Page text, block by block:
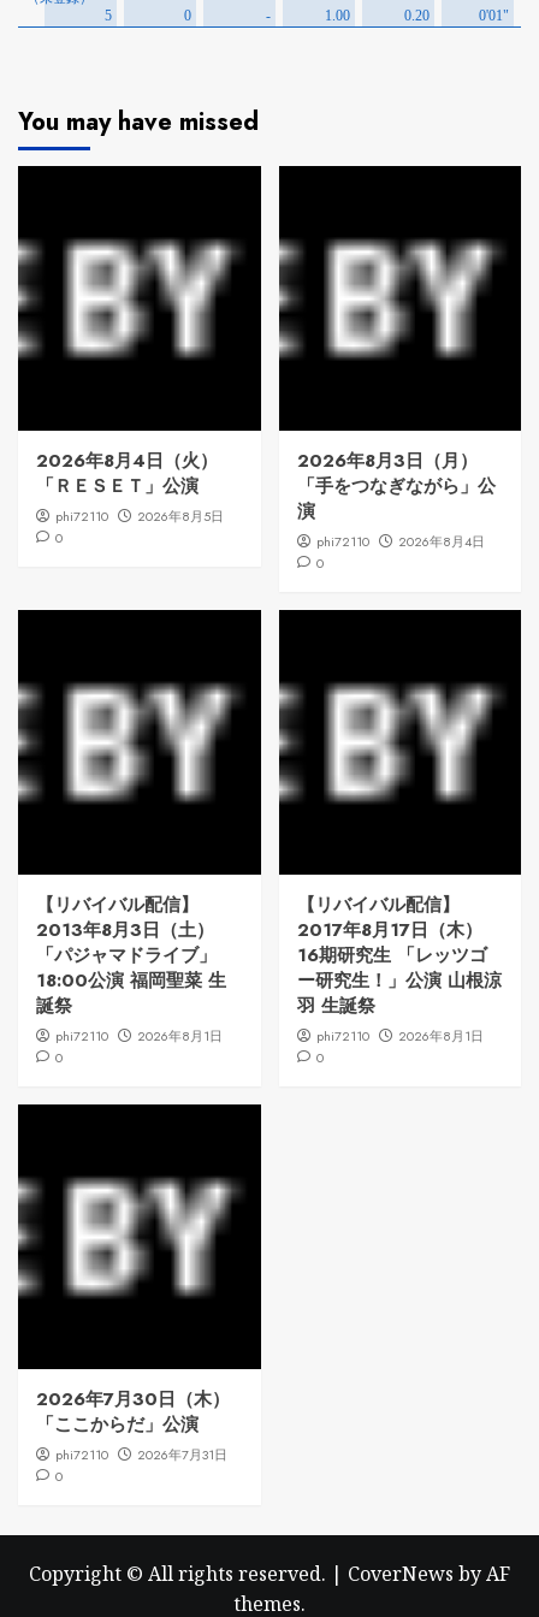
You may have missed
2026年8月4日（火）
「ＲＥＳＥＴ」公演
phi72110
2026年8月5日
0
2026年8月3日（月）
「手をつなぎながら」公
演
phi72110
2026年8月4日
0
【リバイバル配信】
2013年8月3日（土）
「パジャマドライブ」
18:00公演 福岡聖菜 生
誕祭
phi72110
2026年8月1日
0
【リバイバル配信】
2017年8月17日（木）
16期研究生 「レッツゴ
ー研究生！」公演 山根涼
羽 生誕祭
phi72110
2026年8月1日
0
2026年7月30日（木）
「ここからだ」公演
phi72110
2026年7月31日
0
Copyright © All rights reserved. | CoverNews by AF
themes.